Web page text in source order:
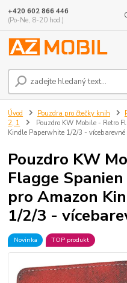
+420 602 866 446
(Po-Ne, 8-20 hod.)
Úvod Pouzdra pro čtečky knih
2, 1
Pouzdro KW Mobile - Retro
Kindle Paperwhite 1/2/3 - vícebarevné
Pouzdro KW
Flagge
pro Amazon
1/2/3 -
Novinka TOP produkt